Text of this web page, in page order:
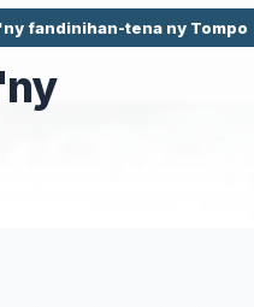
fandinihan-tena ny Tompo